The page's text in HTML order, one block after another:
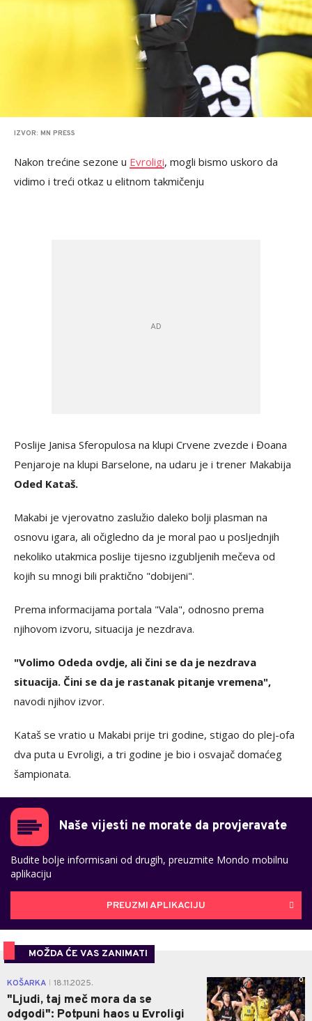
IZVOR: MN PRESS
Nakon trećine sezone u Evroligi, mogli bismo uskoro da
vidimo i treći otkaz u elitnom takmičenju
Poslije Janisa Sferopulosa na klupi Crvene zvezde i Đoana
Penjaroje na klupi Barselone, na udaru je i trener Makabija
Oded Kataš.
Makabi je vjerovatno zaslužio daleko bolji plasman na
osnovu igara, ali očigledno da je moral pao u posljednjih
nekoliko utakmica poslije tijesno izgubljenih mečeva od
kojih su mnogi bili praktično "dobijeni".
Prema informacijama portala "Vala", odnosno prema
njihovom izvoru, situacija je nezdrava.
"Volimo Odeda ovdje, ali čini se da je nezdrava
situacija. Čini se da je rastanak pitanje vremena",
navodi njihov izvor.
Kataš se vratio u Makabi prije tri godine, stigao do plej-ofa
dva puta u Evroligi, a tri godine je bio i osvajač domaćeg
šampionata.
Naše vijesti ne morate da provjeravate
Budite bolje informisani od drugih, preuzmite Mondo mobilnu
aplikaciju
PREUZMI APLIKACIJU
MOŽDA ĆE VAS ZANIMATI
KOŠARKA 18.11.2025.
"Ljudi, taj meč mora da se
odgodi": Potpuni haos u Evroligi
0